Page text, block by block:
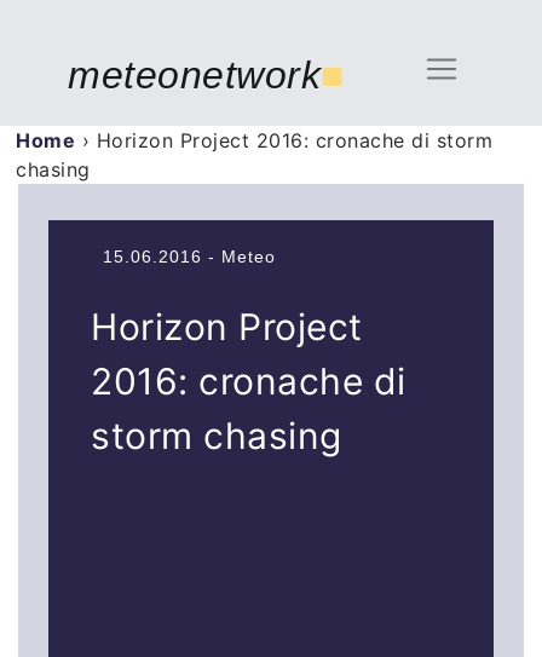
meteonetwork■
Home › Horizon Project 2016: cronache di storm
chasing
15.06.2016 - Meteo
Horizon Project
2016: cronache di
storm chasing